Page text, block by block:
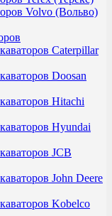
Volvo (Вольво)
Caterpillar
Doosan
Hitachi
Hyundai
JCB
John Deere
Kobelco